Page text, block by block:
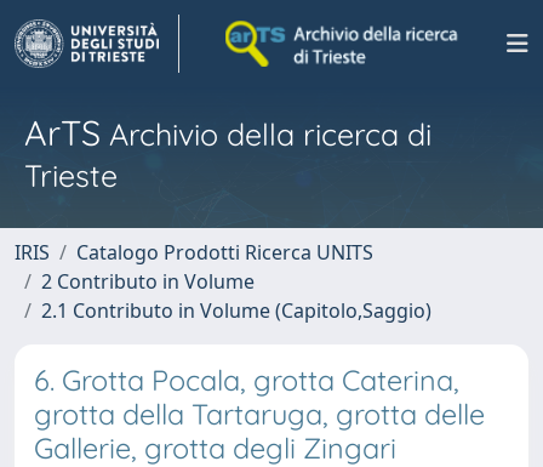
ArTS Archivio della ricerca di
Trieste
IRIS
Catalogo Prodotti Ricerca UNITS
2 Contributo in Volume
2.1 Contributo in Volume (Capitolo,Saggio)
6. Grotta Pocala, grotta Caterina,
grotta della Tartaruga, grotta delle
Gallerie, grotta degli Zingari